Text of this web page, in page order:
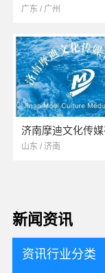
广东 / 广州
山东 / 济南
新闻资讯
资讯行业分类